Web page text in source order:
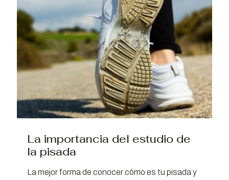
La importancia del estudio de
la pisada
La mejor forma de conocer cómo es tu pisada y